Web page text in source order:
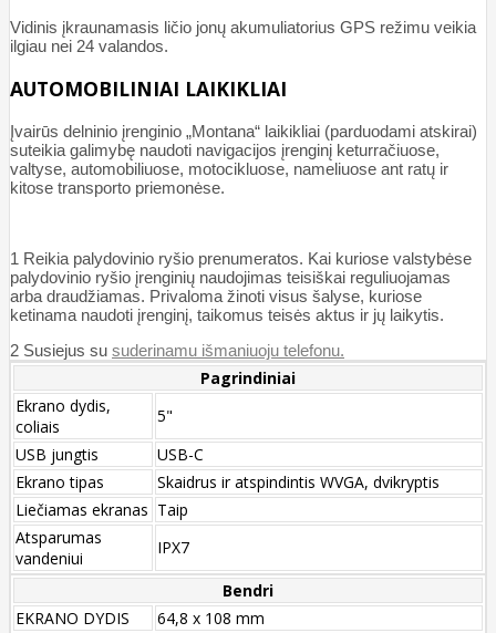
Vidinis įkraunamasis ličio jonų akumuliatorius GPS režimu veikia
ilgiau nei 24 valandos.
AUTOMOBILINIAI LAIKIKLIAI
Įvairūs delninio įrenginio „Montana“ laikikliai (parduodami atskirai)
suteikia galimybę naudoti navigacijos įrenginį keturračiuose,
valtyse, automobiliuose, motocikluose, nameliuose ant ratų ir
kitose transporto priemonėse.
1 Reikia palydovinio ryšio prenumeratos. Kai kuriose valstybėse
palydovinio ryšio įrenginių naudojimas teisiškai reguliuojamas
arba draudžiamas. Privaloma žinoti visus šalyse, kuriose
ketinama naudoti įrenginį, taikomus teisės aktus ir jų laikytis.
2 Susiejus su suderinamu išmaniuoju telefonu.
Pagrindiniai
Ekrano dydis,
coliais
5"
USB jungtis
USB-C
Ekrano tipas
Skaidrus ir atspindintis WVGA, dvikryptis
Liečiamas ekranas Taip
Atsparumas
vandeniui
IPX7
Bendri
EKRANO DYDIS
64,8 x 108 mm